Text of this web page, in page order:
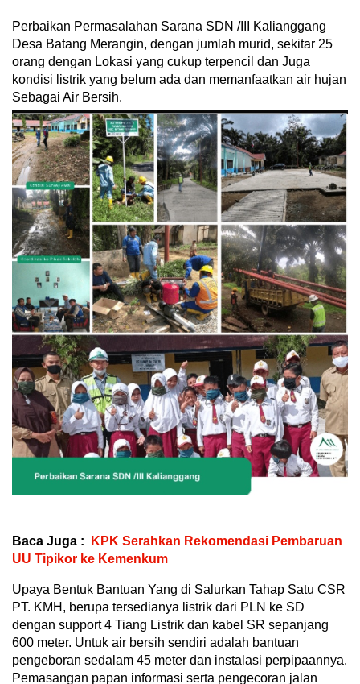
Perbaikan Permasalahan Sarana SDN /III Kalianggang
Desa Batang Merangin, dengan jumlah murid, sekitar 25
orang dengan Lokasi yang cukup terpencil dan Juga
kondisi listrik yang belum ada dan memanfaatkan air hujan
Sebagai Air Bersih.
Baca Juga :
KPK Serahkan Rekomendasi Pembaruan
UU Tipikor ke Kemenkum
Upaya Bentuk Bantuan Yang di Salurkan Tahap Satu CSR
PT. KMH, berupa tersedianya listrik dari PLN ke SD
dengan support 4 Tiang Listrik dan kabel SR sepanjang
600 meter. Untuk air bersih sendiri adalah bantuan
pengeboran sedalam 45 meter dan instalasi perpipaannya.
Pemasangan papan informasi serta pengecoran jalan